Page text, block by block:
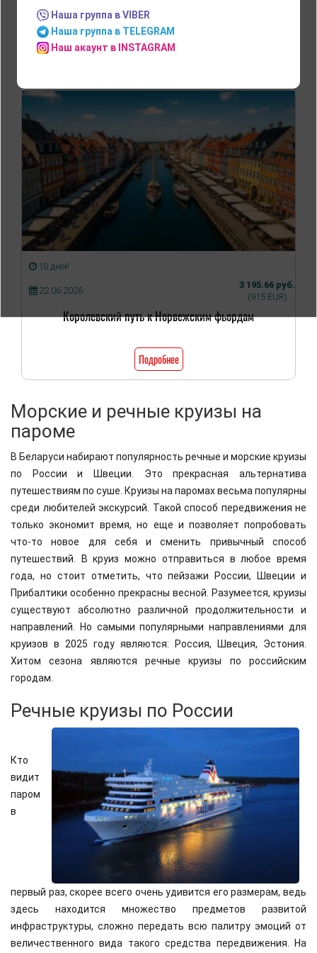
Дания
10 дней
22.06.2026
3 195.66 руб.
(915 EUR)
Королевский путь к Норвежским фьордам
Подробнее
Морские и речные круизы на
пароме
В Беларуси набирают популярность речные и морские круизы
по России и Швеции. Это прекрасная альтернатива
путешествиям по суше. Круизы на паромах весьма популярны
среди любителей экскурсий. Такой способ передвижения не
только экономит время, но еще и позволяет попробовать
что-то новое для себя и сменить привычный способ
путешествий. В круиз можно отправиться в любое время
года, но стоит отметить, что пейзажи России, Швеции и
Прибалтики особенно прекрасны весной. Разумеется, круизы
существуют абсолютно различной продолжительности и
направлений. Но самыми популярными направлениями для
круизов в 2025 году являются: Россия, Швеция, Эстония.
Хитом сезона являются речные круизы по российским
городам.
Речные круизы по России
Кто
видит
паром
в
первый раз, скорее всего очень удивится его размерам, ведь
здесь находится множество предметов развитой
инфраструктуры, сложно передать всю палитру эмоций от
величественного вида такого средства передвижения. На
Наша группа в VIBER
Наша группа в TELEGRAM
Наш акаунт в INSTAGRAM